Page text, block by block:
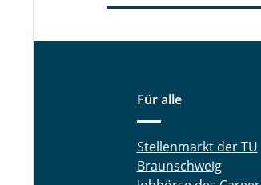
Für alle
Stellenmarkt der TU
Braunschweig